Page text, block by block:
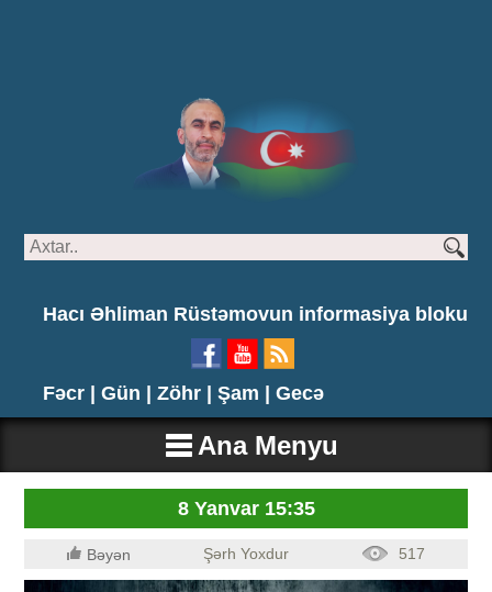
Hacı Əhliman Rüstəmovun informasiya bloku
Fəcr | Gün | Zöhr | Şam | Gecə
Ana Menyu
8 Yanvar 15:35
Bəyən Şərh Yoxdur 517